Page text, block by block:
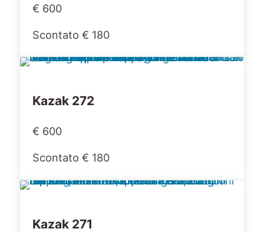
€ 600
Scontato € 180
Kazak 272
€ 600
Scontato € 180
Kazak 271